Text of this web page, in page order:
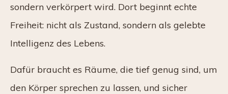
sondern verkörpert wird. Dort beginnt echte
Freiheit: nicht als Zustand, sondern als gelebte
Intelligenz des Lebens.
Dafür braucht es Räume, die tief genug sind, um
den Körper sprechen zu lassen, und sicher